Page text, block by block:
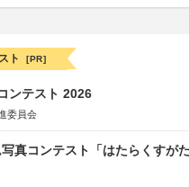
ト [PR]
ンテスト 2026
委員会
真コンテスト「はたらくすが